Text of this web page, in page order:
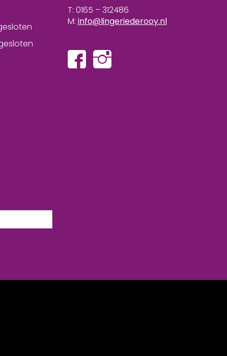
T: 0165 – 312486
M: info@lingeriederooy.nl